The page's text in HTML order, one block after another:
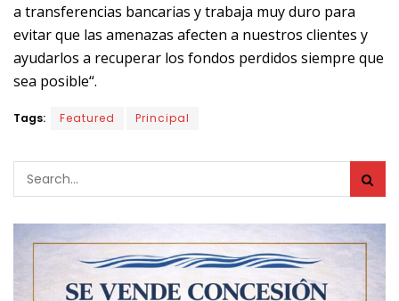
a transferencias bancarias y trabaja muy duro para
evitar que las amenazas afecten a nuestros clientes y
ayudarlos a recuperar los fondos perdidos siempre que
sea posible“.
Tags: Featured Principal